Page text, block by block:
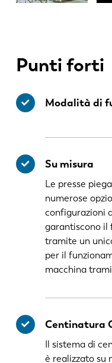
Punti forti
Modalità di
Su misura
Le presse
numerose
configurazioni
garantiscono il
tramite un
per il
macchina
Centinatura
Il sistema di
è realizzato su